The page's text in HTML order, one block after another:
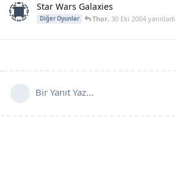
Star Wars Galaxies
Diğer Oyunlar Thor,30 Eki 2004 yanıtladı
Bir Yanıt Yaz...